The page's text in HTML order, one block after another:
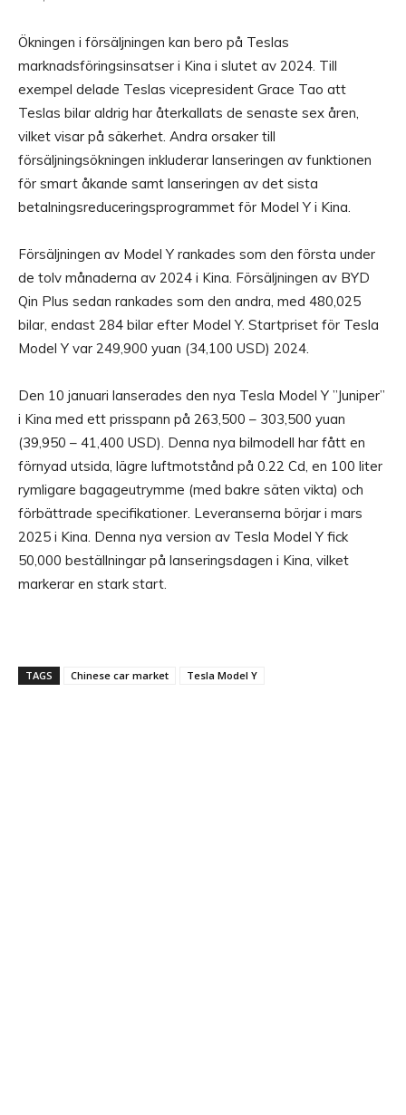
Ökningen i försäljningen kan bero på Teslas
marknadsföringsinsatser i Kina i slutet av 2024. Till
exempel delade Teslas vicepresident Grace Tao att
Teslas bilar aldrig har återkallats de senaste sex åren,
vilket visar på säkerhet. Andra orsaker till
försäljningsökningen inkluderar lanseringen av funktionen
för smart åkande samt lanseringen av det sista
betalningsreduceringsprogrammet för Model Y i Kina.
Försäljningen av Model Y rankades som den första under
de tolv månaderna av 2024 i Kina. Försäljningen av BYD
Qin Plus sedan rankades som den andra, med 480,025
bilar, endast 284 bilar efter Model Y. Startpriset för Tesla
Model Y var 249,900 yuan (34,100 USD) 2024.
Den 10 januari lanserades den nya Tesla Model Y ”Juniper”
i Kina med ett prisspann på 263,500 – 303,500 yuan
(39,950 – 41,400 USD). Denna nya bilmodell har fått en
förnyad utsida, lägre luftmotstånd på 0.22 Cd, en 100 liter
rymligare bagageutrymme (med bakre säten vikta) och
förbättrade specifikationer. Leveranserna börjar i mars
2025 i Kina. Denna nya version av Tesla Model Y fick
50,000 beställningar på lanseringsdagen i Kina, vilket
markerar en stark start.
TAGS Chinese car market Tesla Model Y